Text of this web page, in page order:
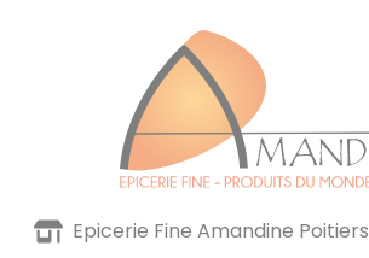
Epicerie Fine Amandine Poitiers